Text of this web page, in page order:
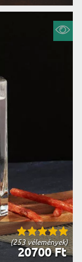
(253 vélemények)
20700 Ft